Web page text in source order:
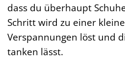
dass du überhaupt
Schritt wird zu einer
Verspannungen löst und
tanken lässt.